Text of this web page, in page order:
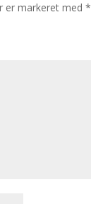
er markeret med*